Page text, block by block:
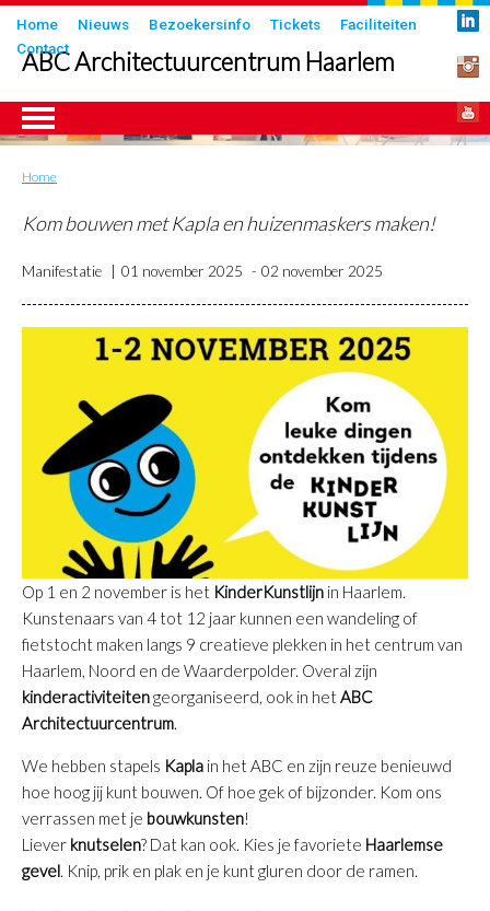
Overslaan
en
naar
inhoud
gaan
Submenu
Home Nieuws Bezoekersinfo Tickets
Faciliteiten
Contact
ABC Architectuurcentrum Haarlem
Kruimelpad
Home
Kom bouwen met Kapla en huizenmaskers maken!
Manifestatie 01 november 2025 02 november 2025
Op 1 en 2 november is het KinderKunstlijn in Haarlem.
Kunstenaars van 4 tot 12 jaar kunnen een wandeling of
fietstocht maken langs 9 creatieve plekken in het centrum van
Haarlem, Noord en de Waarderpolder. Overal zijn
kinderactiviteitengeorganiseerd, ook in hetABC
Architectuurcentrum.
We hebben stapels Kapla in het ABC en zijn reuze benieuwd
hoe hoog jij kunt bouwen. Of hoe gek of bijzonder. Kom ons
verrassen met je bouwkunsten!
Liever knutselen? Dat kan ook. Kies je favoriete Haarlemse
gevel. Knip, prik en plak en je kunt gluren door de ramen.